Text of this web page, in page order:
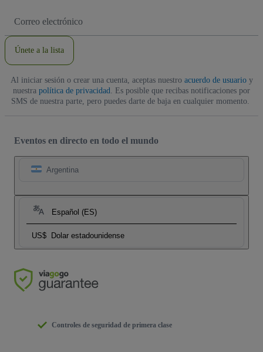
de
Únete a la lista
Al iniciar sesión o crear una cuenta, aceptas nuestro acuerdo de usuarioy
nuestra política de privacidad. Es posible que recibas notificaciones por
SMS de nuestra parte, pero puedes darte de baja en cualquier momento.
Eventos en directo en todo el mundo
Argentina
Español (ES)
US$ Dolar estadounidense
Controles de seguridad de primera clase